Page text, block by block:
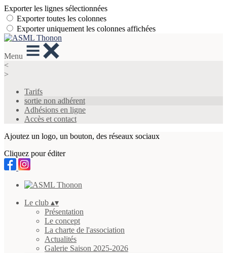
Exporter les lignes sélectionnées
Exporter toutes les colonnes
Exporter uniquement les colonnes affichées
Menu
<
>
Tarifs
sortie non adhérent
Adhésions en ligne
Accès et contact
Ajoutez un logo, un bouton, des réseaux sociaux
Cliquez pour éditer
Le club ▴▾
Présentation
Le concept
La charte de l'association
Actualités
Galerie Saison 2025-2026